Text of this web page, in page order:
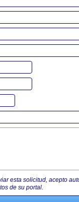
esta solicitud, acepto
de su portal.